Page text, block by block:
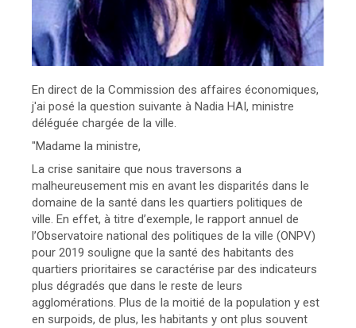
En direct de la Commission des affaires économiques,
j'ai posé la question suivante à Nadia HAI, ministre
déléguée chargée de la ville.
"Madame la ministre,
La crise sanitaire que nous traversons a
malheureusement mis en avant les disparités dans le
domaine de la santé dans les quartiers politiques de
ville. En effet, à titre d’exemple, le rapport annuel de
l’Observatoire national des politiques de la ville (ONPV)
pour 2019 souligne que la santé des habitants des
quartiers prioritaires se caractérise par des indicateurs
plus dégradés que dans le reste de leurs
agglomérations. Plus de la moitié de la population y est
en surpoids, de plus, les habitants y ont plus souvent